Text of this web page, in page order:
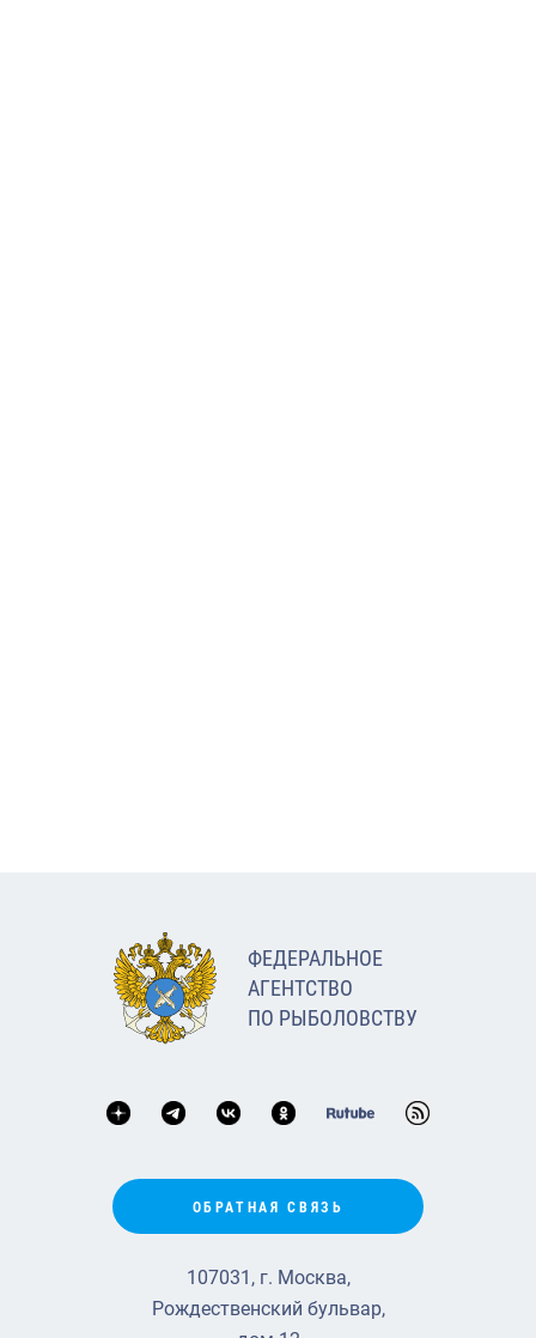
ФЕДЕРАЛЬНОЕ
АГЕНТСТВО
ПО РЫБОЛОВСТВУ
ОБРАТНАЯ СВЯЗЬ
107031, г. Москва,
Рождественский бульвар,